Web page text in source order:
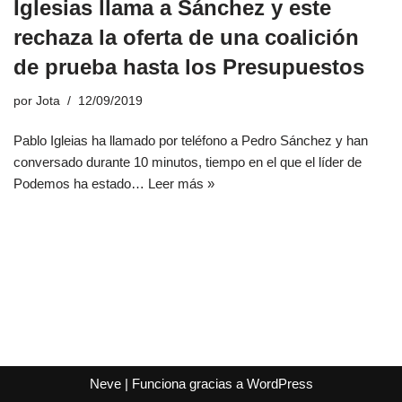
Iglesias llama a Sánchez y este
rechaza la oferta de una coalición
de prueba hasta los Presupuestos
por Jota 12/09/2019
Pablo Igleias ha llamado por teléfono a Pedro Sánchez y han
conversado durante 10 minutos, tiempo en el que el líder de
Podemos ha estado… Leer más »
Neve| Funciona gracias a WordPress